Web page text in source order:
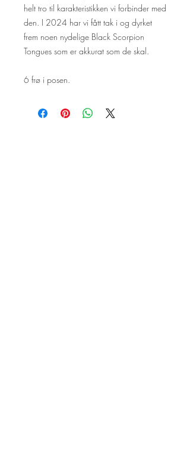
helt tro til karakteristikken vi forbinder med
den. I 2024 har vi fått tak i og dyrket
frem noen nydelige Black Scorpion
Tongues som er akkurat som de skal.
6 frø i posen.